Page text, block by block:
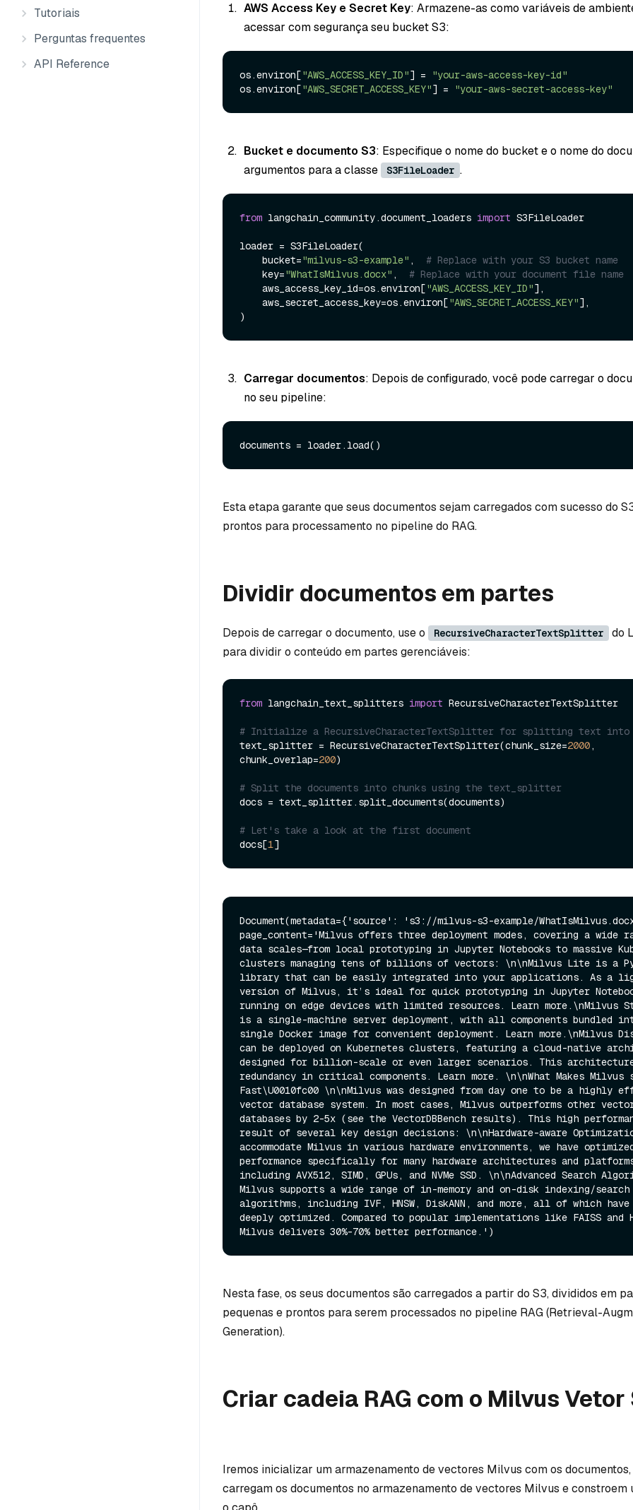
Tutoriais
Perguntas frequentes
API Reference
AWS Access Key e Secret Key: Armazene-as como variáveis de
acessar com segurança seu bucket S3:
os.environ["AWS_ACCESS_KEY_ID"] =
"your-aws-access-key-id"
os.environ["AWS_SECRET_ACCESS_KEY"] = "your-aws-secret-access-key"
Bucket e documento S3: Especifique o nome do bucket e o nome do
argumentos para a classe
S3FileLoader .
from langchain_community.document_loaders import S3FileLoader
loader = S3FileLoader(
    bucket=
"milvus-s3-example" , # Replace with your S3 bucket name
    key=
"WhatIsMilvus.docx" , # Replace with your document file name
    aws_access_key_id=os.environ[
"AWS_ACCESS_KEY_ID"],
    aws_secret_access_key=os.environ[
"AWS_SECRET_ACCESS_KEY"],
Carregar documentos: Depois de configurado, você pode carregar o
no seu pipeline:
Esta etapa garante que seus documentos sejam carregados com sucesso do
prontos para processamento no pipeline do RAG.
Dividir documentos em partes
Depois de carregar o documento, use o RecursiveCharacterTextSplitter
do
para dividir o conteúdo em partes gerenciáveis:
from langchain_text_splitters import RecursiveCharacterTextSplitter
# Initialize a RecursiveCharacterTextSplitter for splitting text into
text_splitter = RecursiveCharacterTextSplitter(chunk_size=2000,
chunk_overlap=200)
# Split the documents into chunks using the text_splitter
docs = text_splitter.split_documents(documents)
# Let's take a look at the first document
docs[1
Document(metadata={'source': 's3://milvus-s3-example/
page_content='Milvus offers three deployment modes, covering a wide
data scales—from local prototyping in Jupyter Notebooks to massive
clusters managing tens of billions of vectors: \n\nMilvus Lite is a
library that can be easily integrated into your applications. As a
version of Milvus, it’s ideal for quick prototyping in Jupyter
running on edge devices with limited resources. Learn more.\nMilvus
is a single-machine server deployment, with all components bundled
single Docker image for convenient deployment. Learn more.\nMilvus
can be deployed on Kubernetes clusters, featuring a cloud-native
designed for billion-scale or even larger scenarios. This
redundancy in critical components. Learn more. \n\nWhat Makes Milvus
Fast\U0010fc00 \n\nMilvus was designed from day one to be a highly
vector database system. In most cases, Milvus outperforms other
databases by 2-5x (see the VectorDBBench results). This high
result of several key design decisions: \n\nHardware-aware
accommodate Milvus in various hardware environments, we have
performance specifically for many hardware architectures and
including AVX512, SIMD, GPUs, and NVMe SSD. \n\nAdvanced Search
Milvus supports a wide range of in-memory and on-disk indexing/search
algorithms, including IVF, HNSW, DiskANN, and more, all of which have
deeply optimized. Compared to popular implementations like FAISS and
Nesta fase, os seus documentos são carregados a partir do S3, divididos em
pequenas e prontos para serem processados no pipeline RAG (Retrieval-
Generation).
Criar cadeia RAG com o Milvus Vetor
Iremos inicializar um armazenamento de vectores Milvus com os documentos,
carregam os documentos no armazenamento de vectores Milvus e constroem